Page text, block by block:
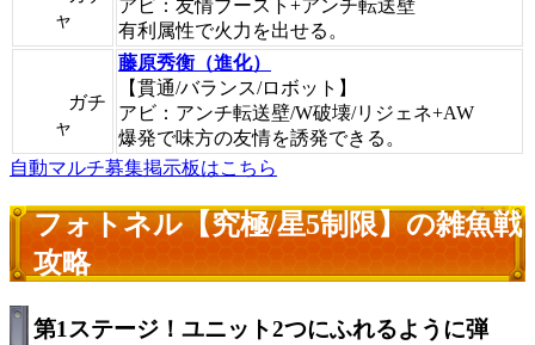
ャ
アビ：友情ブースト+アンチ転送壁
有利属性で火力を出せる。
ガチ
ャ
藤原秀衡（進化）
【貫通/バランス/ロボット】
アビ：アンチ転送壁/W破壊/リジェネ+AW
爆発で味方の友情を誘発できる。
自動マルチ募集掲示板はこちら
フォトネル【究極/星5制限】の雑魚戦
攻略
第1ステージ！ユニット2つにふれるように弾